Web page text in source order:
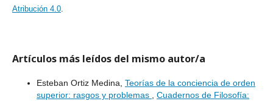
Atribución 4.0.
Artículos más leídos del mismo autor/a
Esteban Ortiz Medina, Teorías de la conciencia de orden
superior: rasgos y problemas , Cuadernos de Filosofía: